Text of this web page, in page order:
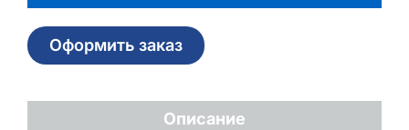
Оформить заказ
Описание